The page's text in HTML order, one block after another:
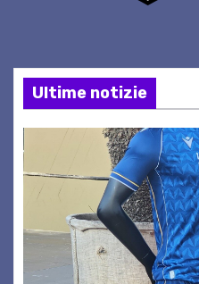
Ultime notizie